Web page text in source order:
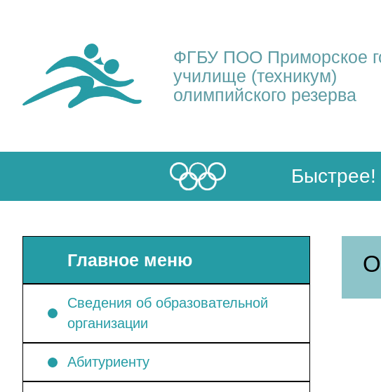
ФГБУ ПОО Приморское
училище (техникум)
олимпийского резерва
Быстрее!
Главное меню
Сведения об образовательной
организации
Абитуриенту